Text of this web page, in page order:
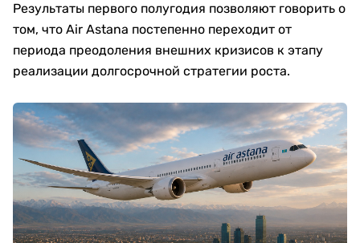
Результаты первого полугодия позволяют говорить о
том, что Air Astana постепенно переходит от
периода преодоления внешних кризисов к этапу
реализации долгосрочной стратегии роста.